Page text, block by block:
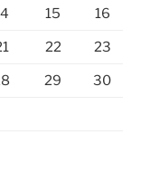
15 16
22 23
29 30